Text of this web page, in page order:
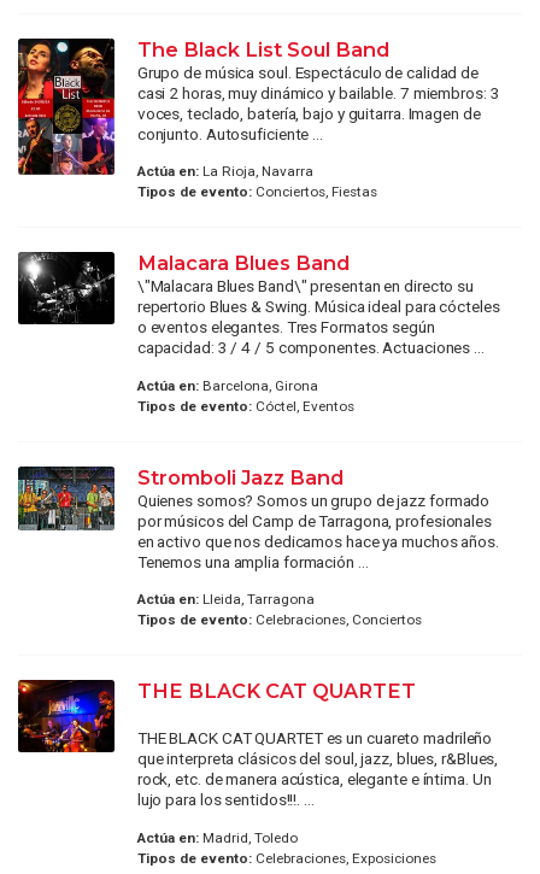
The Black List Soul Band
Grupo de música soul. Espectáculo de calidad de
casi 2 horas, muy dinámico y bailable. 7 miembros: 3
voces, teclado, batería, bajo y guitarra. Imagen de
conjunto. Autosuficiente ...
Actúa en:La Rioja, Navarra
Tipos de evento:Conciertos, Fiestas
Malacara Blues Band
\"Malacara Blues Band\" presentan en directo su
repertorio Blues & Swing. Música ideal para cócteles
o eventos elegantes. Tres Formatos según
capacidad: 3 / 4 / 5 componentes. Actuaciones ...
Actúa en:Barcelona, Girona
Tipos de evento:Cóctel, Eventos
Stromboli Jazz Band
Quienes somos? Somos un grupo de jazz formado
por músicos del Camp de Tarragona, profesionales
en activo que nos dedicamos hace ya muchos años.
Tenemos una amplia formación ...
Actúa en:Lleida, Tarragona
Tipos de evento:Celebraciones, Conciertos
THE BLACK CAT QUARTET
THE BLACK CAT QUARTET es un cuareto madrileño
que interpreta clásicos del soul, jazz, blues, r&Blues,
rock, etc. de manera acústica, elegante e íntima. Un
lujo para los sentidos!!!. ...
Actúa en:Madrid, Toledo
Tipos de evento:Celebraciones, Exposiciones